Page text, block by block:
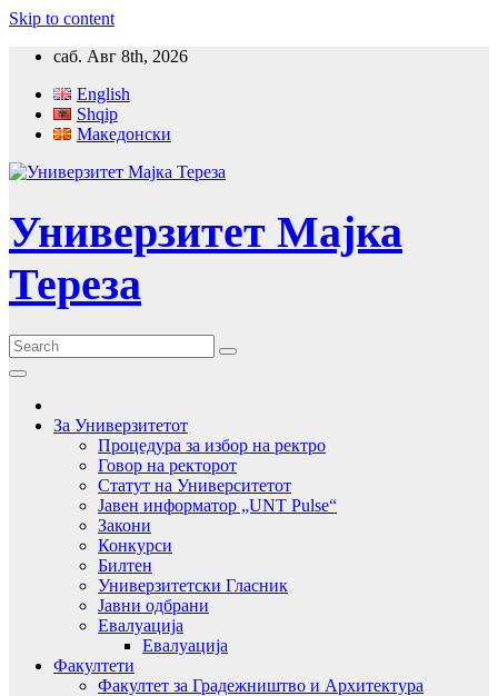
Skip to content
саб. Авг 8th, 2026
English
Shqip
Македонски
Универзитет Мајка
Тереза
За Универзитетот
Процедура за избор на ректро
Говор на ректорот
Статут на Университетот
Јавен информатор „UNT Pulse“
Закони
Конкурси
Билтен
Универзитетски Гласник
Јавни одбрани
Евалуација
Евалуација
Факултети
Факултет за Градежништво и Архитектура